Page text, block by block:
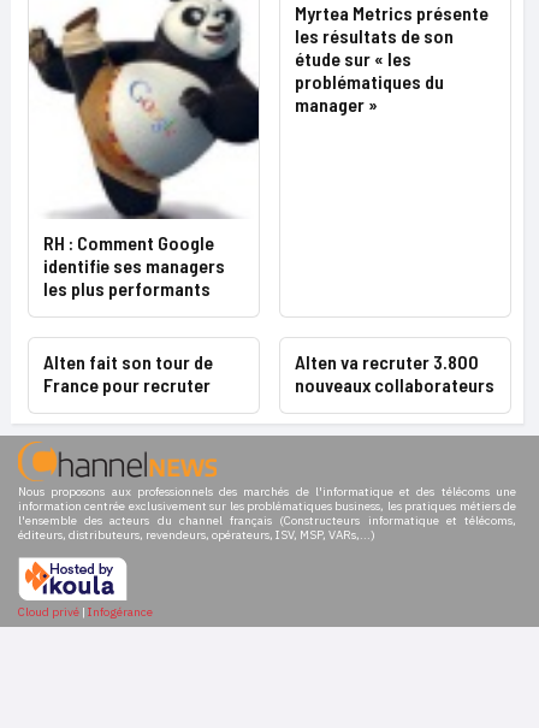
RH : Comment Google
identifie ses managers
les plus performants
Myrtea Metrics présente
les résultats de son
étude sur « les
problématiques du
manager »
Alten fait son tour de
France pour recruter
Alten va recruter 3.800
nouveaux collaborateurs
Nous proposons aux professionnels des marchés de l'informatique et des télécoms une
information centrée exclusivement sur les problématiques business, les pratiques métiers de
l'ensemble des acteurs du channel français (Constructeurs informatique et télécoms,
éditeurs, distributeurs, revendeurs, opérateurs, ISV, MSP, VARs,...)
Cloud privé | Infogérance